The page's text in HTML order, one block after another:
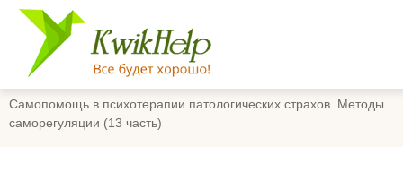
Самопомощь в психотерапии патологических страхов. Методы
саморегуляции (13 часть)